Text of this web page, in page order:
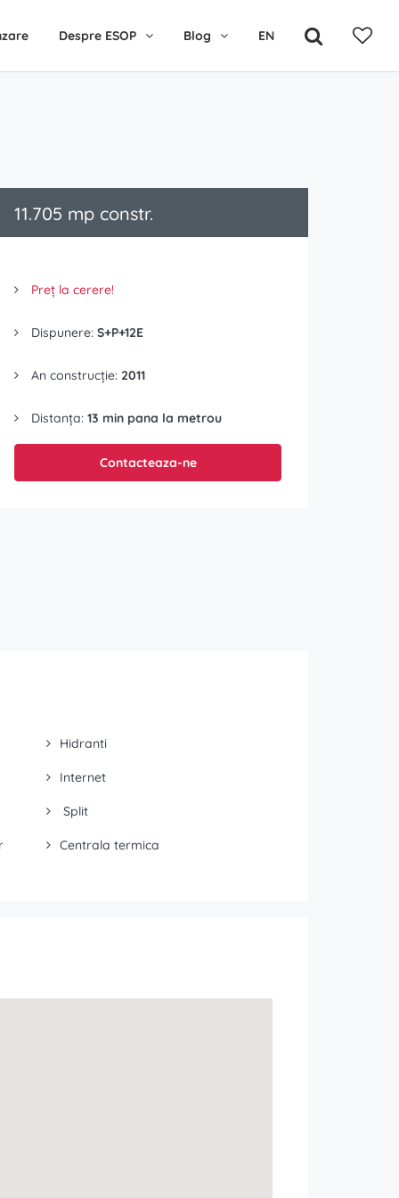
Despre ESOP Blog EN
11.705 mp constr.
Preț la cerere!
Dispunere: S+P+12E
An construcție: 2011
Distanța: 13 min pana la metrou
Contacteaza-ne
Hidranti
Internet
Split
Centrala termica